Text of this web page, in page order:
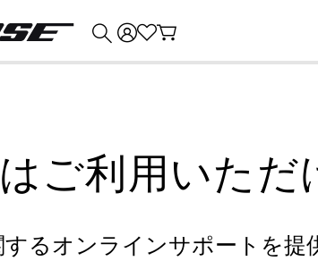
ご利用いただ
るオンラインサポートを提